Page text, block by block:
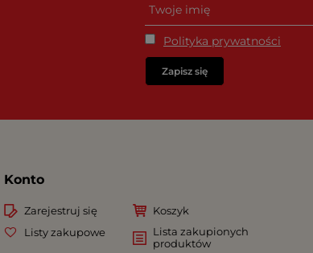
Polityka prywatności
Zapisz się
Konto
Zarejestruj się
Koszyk
Listy zakupowe
Lista zakupionych
produktów